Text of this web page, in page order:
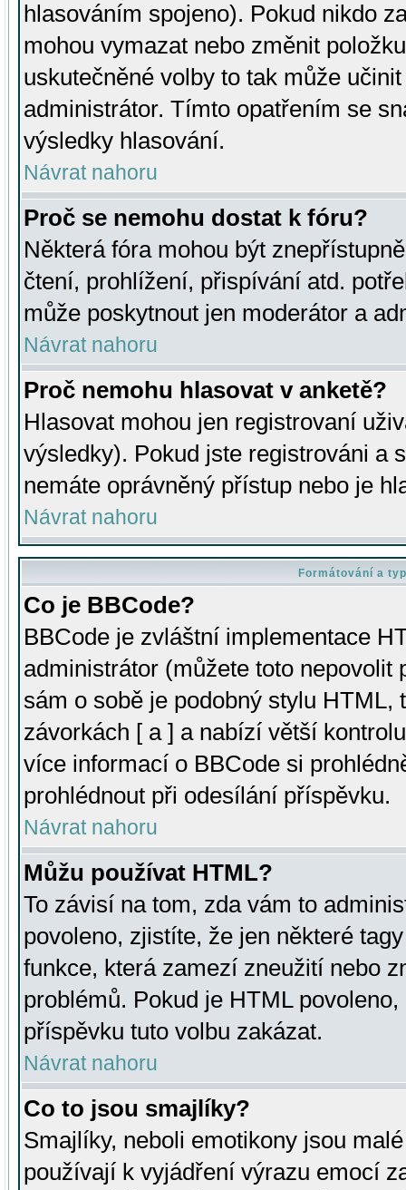
hlasováním spojeno). Pokud nikdo
mohou vymazat nebo změnit
uskutečněné volby to tak může
administrátor. Tímto opatřením se
výsledky hlasování.
Návrat nahoru
Proč se nemohu dostat k fóru?
Některá fóra mohou být
čtení, prohlížení, přispívání atd.
může poskytnout jen moderátor a
Návrat nahoru
Proč nemohu hlasovat v anketě?
Hlasovat mohou jen registrovaní
výsledky). Pokud jste registrováni a
nemáte oprávněný přístup nebo je
Návrat nahoru
Formátování a
Co je BBCode?
BBCode je zvláštní implementace
administrátor (můžete toto
sám o sobě je podobný stylu HTML,
závorkách [ a ] a nabízí větší
více informací o BBCode si
prohlédnout při odesílání příspěvku.
Návrat nahoru
Můžu používat HTML?
To závisí na tom, zda vám to
povoleno, zjistíte, že jen některé
funkce, která zamezí zneužití nebo
problémů. Pokud je HTML
příspěvku tuto volbu zakázat.
Návrat nahoru
Co to jsou smajlíky?
Smajlíky, neboli emotikony jsou
používají k vyjádření výrazu emocí